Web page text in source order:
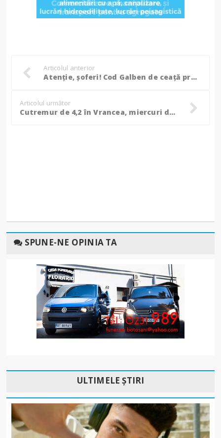
Articolul anterior
Atenție, șoferi! Cod Galben de ceață prelungit pentru județul Botoșani!
Articolul următor
Cutremur de 4,2 în Vrancea, miercuri dimineață. Seismul, resimțit în mai multe județe!
SPUNE-NE OPINIA TA
ULTIMELE ȘTIRI